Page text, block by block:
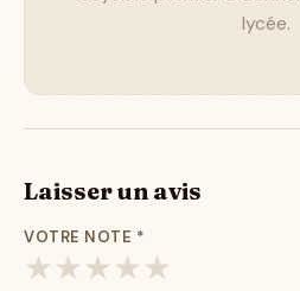
lycée.
Laisser un avis
VOTRE NOTE *
★★★★★